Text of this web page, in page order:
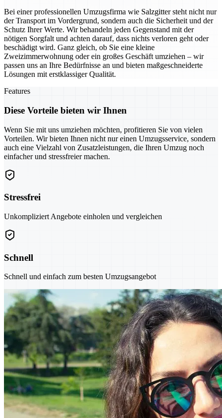
Bei einer professionellen Umzugsfirma wie Salzgitter steht nicht nur
der Transport im Vordergrund, sondern auch die Sicherheit und der
Schutz Ihrer Werte. Wir behandeln jeden Gegenstand mit der
nötigen Sorgfalt und achten darauf, dass nichts verloren geht oder
beschädigt wird. Ganz gleich, ob Sie eine kleine
Zweizimmerwohnung oder ein großes Geschäft umziehen – wir
passen uns an Ihre Bedürfnisse an und bieten maßgeschneiderte
Lösungen mit erstklassiger Qualität.
Features
Diese Vorteile bieten wir Ihnen
Wenn Sie mit uns umziehen möchten, profitieren Sie von vielen
Vorteilen. Wir bieten Ihnen nicht nur einen Umzugsservice, sondern
auch eine Vielzahl von Zusatzleistungen, die Ihren Umzug noch
einfacher und stressfreier machen.
Stressfrei
Unkompliziert Angebote einholen und vergleichen
Schnell
Schnell und einfach zum besten Umzugsangebot